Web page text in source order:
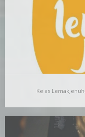
Kelas
Kelas